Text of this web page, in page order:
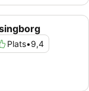
Plats•9,4